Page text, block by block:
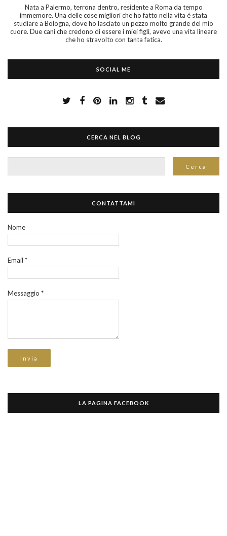
Nata a Palermo, terrona dentro, residente a Roma da tempo
immemore. Una delle cose migliori che ho fatto nella vita é stata
studiare a Bologna, dove ho lasciato un pezzo molto grande del mio
cuore. Due cani che credono di essere i miei figli, avevo una vita lineare
che ho stravolto con tanta fatica.
SOCIAL ME
CERCA NEL BLOG
CONTATTAMI
Nome
Email *
Messaggio *
LA PAGINA FACEBOOK